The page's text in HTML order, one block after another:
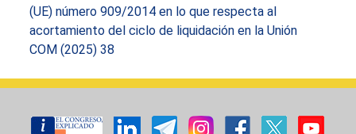
(UE) número 909/2014 en lo que respecta al
acortamiento del ciclo de liquidación en la Unión
COM (2025) 38